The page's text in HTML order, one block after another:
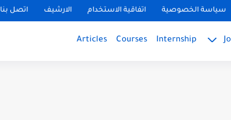
سياسة الخصوصية اتفاقية الاستخدام الارشيف اتصل بنا
Internship
Courses
Articles